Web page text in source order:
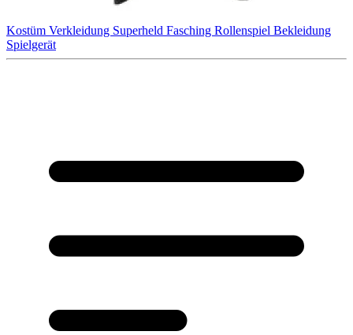
Kostüm Verkleidung Superheld Fasching Rollenspiel Bekleidung
Spielgerät